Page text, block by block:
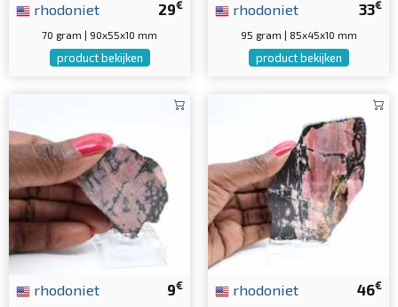
29€
rhodoniet
70 gram | 90x55x10 mm
product bekijken
33€
rhodoniet
95 gram | 85x45x10 mm
product bekijken
9€
rhodoniet 46€
rhodoniet